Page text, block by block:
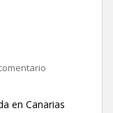
en Canarias